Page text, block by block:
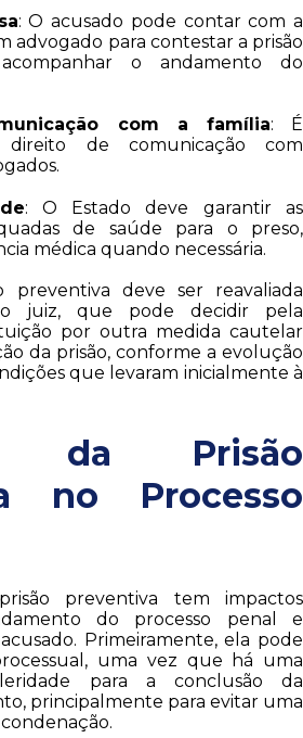
: O acusado pode contar com a
advogado para contestar a prisão
o andamento do
com a família: É
direito de comunicação com
: O Estado deve garantir as
de saúde para o preso,
médica quando necessária.
preventiva deve ser reavaliada
juiz, que pode decidir pela
por outra medida cautelar
da prisão, conforme a evolução
que levaram inicialmente à
da Prisão
no Processo
preventiva tem impactos
do processo penal e
Primeiramente, ela pode
uma vez que há uma
para a conclusão da
principalmente para evitar uma